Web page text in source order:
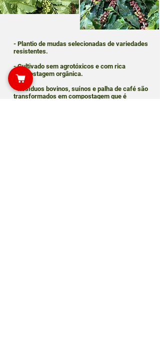
- Plantio de mudas selecionadas de variedades
resistentes.
- Cultivado sem agrotóxicos e com rica
compostagem orgânica.
- Resíduos bovinos, suínos e palha de café são
transformados em compostagem que é